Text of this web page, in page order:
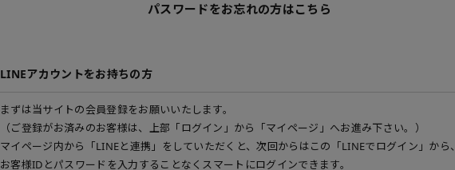
パスワードをお忘れの方はこちら
LINEアカウントをお持ちの方
まずは当サイトの会員登録をお願いいたします。
（ご登録がお済みのお客様は、上部「ログイン」から「マイページ」へお進み下さい。）
マイページ内から「LINEと連携」をしていただくと、次回からはこの「LINEでログイン」から、
お客様IDとパスワードを入力することなくスマートにログインできます。